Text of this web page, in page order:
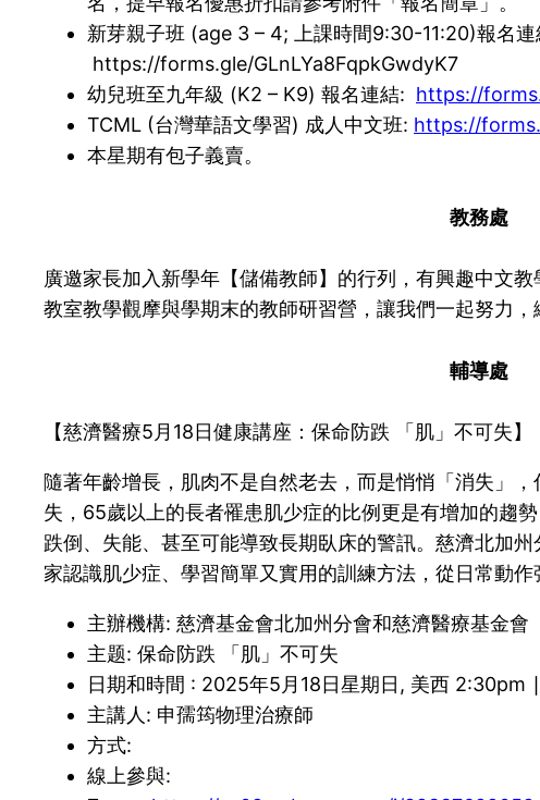
新芽親子班 (age 3 – 4; 上課時間9:30-11:20)報名連
https://forms.gle/GLnLYa8FqpkGwdyK7
幼兒班至九年級 (K2 – K9) 報名連結: https://
TCML (台灣華語文學習) 成人中文班: https://
本星期有包子義賣。
教務處
廣邀家長加入新學年【儲備教師】的行列，有興趣中文
教室教學觀摩與學期末的教師研習營，讓我們一起努力
輔導處
【慈濟醫療5月18日健康講座：保命防跌 「肌」不可失】
隨著年齡增長，肌肉不是自然老去，而是悄悄「消失」
失，65歲以上的長者罹患肌少症的比例更是有增加的趨
跌倒、失能、甚至可能導致長期臥床的警訊。慈濟北加
家認識肌少症、學習簡單又實用的訓練方法，從日常動作
主辦機構: 慈濟基金會北加州分會和慈濟醫療基金會
主题: 保命防跌 「肌」不可失
日期和時間 : 2025年5月18日星期日, 美西 2:30pm
主講人: 申孺筠物理治療師
方式:
線上參與: